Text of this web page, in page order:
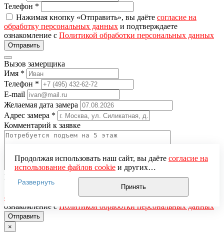
Телефон *
Нажимая кнопку «Отправить», вы даёте согласие на
обработку персональных данных и подтверждаете
ознакомление с Политикой обработки персональных данных
Вызов замерщика
Имя *
Телефон *
E-mail
Желаемая дата замера
Адрес замера *
Комментарий к заявке
Понравившаяся модель
Нажимая кнопку «Отправить», вы даёте
обработку персональных данныхи подтверждаете
ознакомление с Политикой обработки персональных данных
Продолжая использовать наш сайт, вы даёте согласие на
использование файлов cookieи других
пользовательских данных (включая IP-адрес, сведения о
местоположении, устройстве, действиях на сайте и т. п.)
для функционирования сайта, проведения
использования систем аналитики (например,
Яндекс.Метрика), в соответствии с нашей
Развернуть
Принять
×